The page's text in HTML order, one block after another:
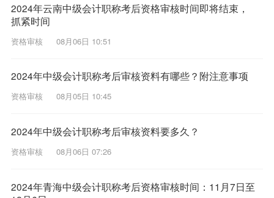
2024年云南中级会计职称考后资格审核时间即将结束，
抓紧时间
资格审核 08月06日 10:51
2024年中级会计职称考后审核资料有哪些？附注意事项
资格审核 08月05日 10:45
2024年中级会计职称考后审核资料要多久？
资格审核 08月06日 07:26
2024年青海中级会计职称考后资格审核时间：11月7日至